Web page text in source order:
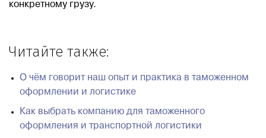
конкретному грузу.
Читайте также:
О чём говорит наш опыт и практика в таможенном
оформлении и логистике
Как выбрать компанию для таможенного
оформления и транспортной логистики